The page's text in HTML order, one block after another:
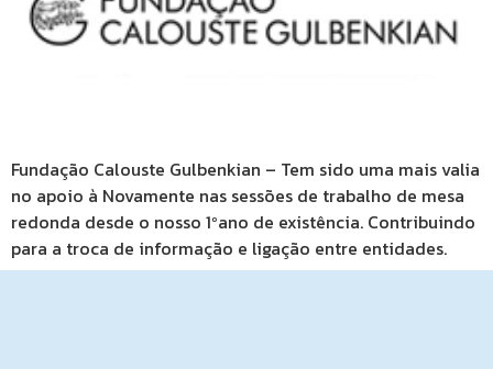
Fundação Calouste Gulbenkian – Tem sido uma mais valia
no apoio à Novamente nas sessões de trabalho de mesa
redonda desde o nosso 1ºano de existência. Contribuindo
para a troca de informação e ligação entre entidades.